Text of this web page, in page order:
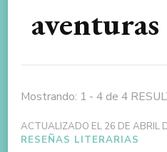
aventuras
Mostrando: 1 - 4 de 4
ACTUALIZADO EL 26 DE ABRIL
RESEÑAS LITERARIAS